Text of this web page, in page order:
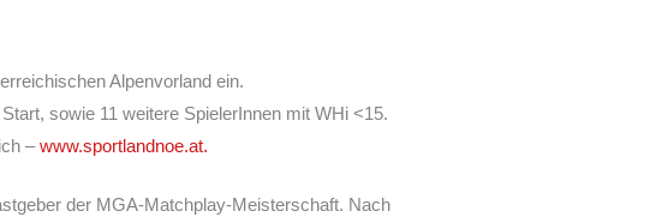
Alpenvorland ein.
sowie 11 weitere SpielerInnen mit WHi <15.
–www.sportlandnoe.at.
der MGA-Matchplay-Meisterschaft. Nach